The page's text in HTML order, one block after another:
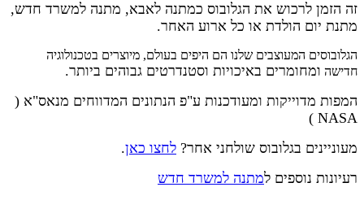
זה הזמן לרכוש את הגלובוס כמתנה לאבא, מתנה למשרד חדש,
מתנת יום הולדת או כל ארוע האחר.
הגלובוסים המעוצבים שלנו הם היפים בעולם, מיוצרים בטכנולוגיה
חדישה ומחומרים באיכויות וסטנדרטים גבוהים ביותר.
המפות מדוייקות ומעודכנות ע"פ הנתונים המדווחים מנאס"א (
NASA
)
מעוניינים בגלובוס שולחני אחר? לחצו כאן.
רעיונות נוספים למתנה למשרד חדש